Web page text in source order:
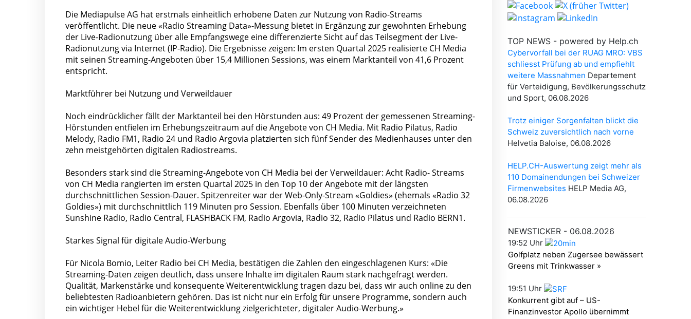
Die Mediapulse AG hat erstmals einheitlich erhobene Daten zur Nutzung von Radio-Streams
veröffentlicht. Die neue «Radio Streaming Data»-Messung bietet in Ergänzung zur gewohnten Erhebung
der Live-Radionutzung über alle Empfangswege eine differenzierte Sicht auf das Teilsegment der Live-
Radionutzung via Internet (IP-Radio). Die Ergebnisse zeigen: Im ersten Quartal 2025 realisierte CH Media
mit seinen Streaming-Angeboten über 15,4 Millionen Sessions, was einem Marktanteil von 41,6 Prozent
entspricht.
Marktführer bei Nutzung und Verweildauer
Noch eindrücklicher fällt der Marktanteil bei den Hörstunden aus: 49 Prozent der gemessenen Streaming-
Hörstunden entfielen im Erhebungszeitraum auf die Angebote von CH Media. Mit Radio Pilatus, Radio
Melody, Radio FM1, Radio 24 und Radio Argovia platzierten sich fünf Sender des Medienhauses unter den
zehn meistgehörten digitalen Radiostreams.
Besonders stark sind die Streaming-Angebote von CH Media bei der Verweildauer: Acht Radio- Streams
von CH Media rangierten im ersten Quartal 2025 in den Top 10 der Angebote mit der längsten
durchschnittlichen Session-Dauer. Spitzenreiter war der Web-Only-Stream «Goldies» (ehemals «Radio 32
Goldies») mit durchschnittlich 119 Minuten pro Session. Ebenfalls über 100 Minuten verzeichneten
Sunshine Radio, Radio Central, FLASHBACK FM, Radio Argovia, Radio 32, Radio Pilatus und Radio BERN1.
Starkes Signal für digitale Audio-Werbung
Für Nicola Bomio, Leiter Radio bei CH Media, bestätigen die Zahlen den eingeschlagenen Kurs: «Die
Streaming-Daten zeigen deutlich, dass unsere Inhalte im digitalen Raum stark nachgefragt werden.
Qualität, Markenstärke und konsequente Weiterentwicklung tragen dazu bei, dass wir auch online zu den
beliebtesten Radioanbietern gehören. Das ist nicht nur ein Erfolg für unsere Programme, sondern auch
ein wichtiger Hebel für die Weiterentwicklung zielgerichteter, digitaler Audio-Werbung.»